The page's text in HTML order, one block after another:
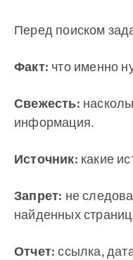
Перед поиском
Факт: что именно
Свежесть:
информация.
Источник: какие
Запрет: не
найденных
Отчет: ссылка,